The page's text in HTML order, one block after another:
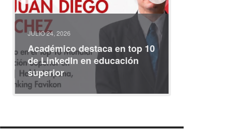
JULIO 24, 2026
Académico destaca en top 10
de LinkedIn en educación
superior